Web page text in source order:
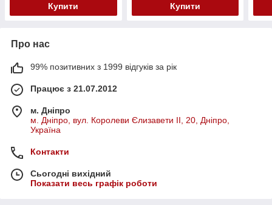
Купити Купити
Про нас
99% позитивних з 1999 відгуків за рік
Працює з 21.07.2012
м. Дніпро
м. Дніпро, вул. Королеви Єлизавети ІІ, 20, Дніпро,
Україна
Контакти
Сьогодні вихідний
Показати весь графік роботи